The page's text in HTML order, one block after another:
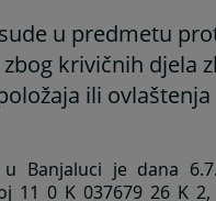
u predmetu
zbog krivičnih djela
ili ovlaštenja
Banjaluci je dana
11 0 K 037679 26 K 2,